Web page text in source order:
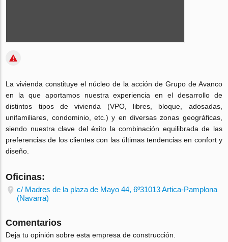
La vivienda constituye el núcleo de la acción de Grupo de Avanco
en la que aportamos nuestra experiencia en el desarrollo de
distintos tipos de vivienda (VPO, libres, bloque, adosadas,
unifamiliares, condominio, etc.) y en diversas zonas geográficas,
siendo nuestra clave del éxito la combinación equilibrada de las
preferencias de los clientes con las últimas tendencias en confort y
diseño.
Oficinas:
c/ Madres de la plaza de Mayo 44, 6º31013 Artica-Pamplona
(Navarra)
Comentarios
Deja tu opinión sobre esta empresa de construcción.